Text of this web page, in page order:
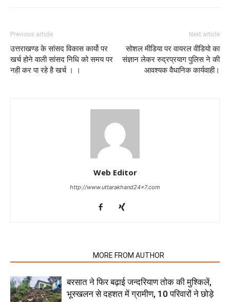
Previous article
उत्तराखण्ड के सांसद विकास कार्यो पर
खर्च होने वाली सांसद निधि को समय पर
नही कर पा रहे है खर्च । ।
Next article
सोशल मीडिया पर वायरल वीडियो का
संज्ञान लेकर रुद्रप्रयाग पुलिस ने की
आवश्यक वैधानिक कार्यवाही।
Web Editor
http://www.uttarakhand24x7.com
MORE FROM AUTHOR
बरसात ने फिर बढ़ाई जन्दरियाण तोक की मुश्किलें,
भूस्खलन से दहशत में ग्रामीण, 10 परिवारों ने छोड़े